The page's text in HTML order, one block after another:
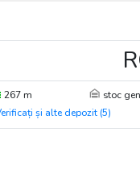
267 m stoc
și alte depozit (5)